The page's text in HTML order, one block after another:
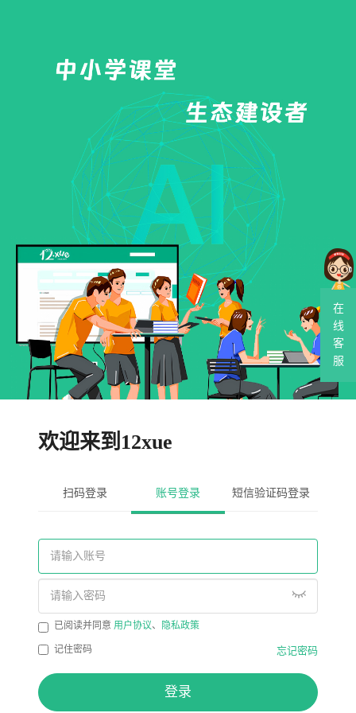
欢迎来到12xue
扫码登录 账号登录 短信验证码登录
已阅读并同意 用户协议、 隐私政策
记住密码 忘记密码
登录
在
线
客
服